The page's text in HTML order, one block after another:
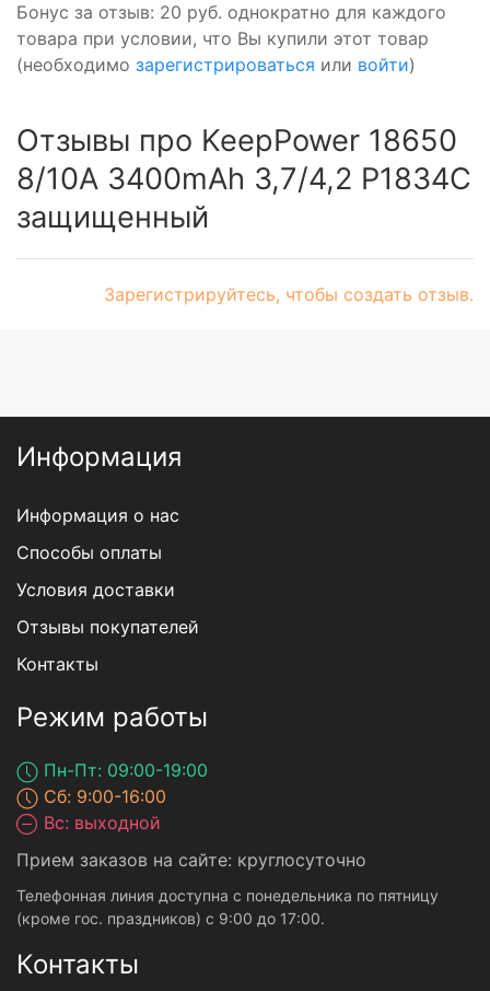
Бонус за отзыв: 20 руб. однократно для каждого
товара при условии, что Вы купили этот товар
(необходимо зарегистрироваться или войти)
Отзывы про KeepPower 18650
8/10A 3400mAh 3,7/4,2 P1834C
защищенный
Зарегистрируйтесь, чтобы создать отзыв.
Информация
Информация о нас
Способы оплаты
Условия доставки
Отзывы покупателей
Контакты
Режим работы
Пн-Пт: 09:00-19:00
Сб: 9:00-16:00
Вс: выходной
Прием заказов на сайте: круглосуточно
Телефонная линия доступна с понедельника по пятницу
(кроме гос. праздников) с 9:00 до 17:00.
Контакты